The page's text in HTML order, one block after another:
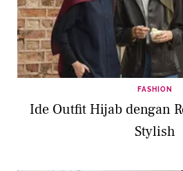
FASHION
Ide Outfit Hijab dengan
Stylish